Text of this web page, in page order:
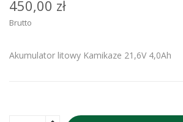
450,00 zł
Brutto
Akumulator litowy Kamikaze 21,6V 4,0Ah